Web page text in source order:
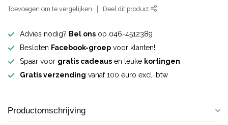
Toevoegen om te vergelijken Deel dit product
Advies nodig? Bel ons op 046-4512389
Besloten Facebook-groep voor klanten!
Spaar voor gratis cadeaus en leuke kortingen
Gratis verzending vanaf 100 euro excl. btw
Productomschrijving